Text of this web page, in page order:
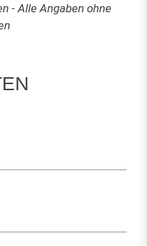
- Alle Angaben ohne